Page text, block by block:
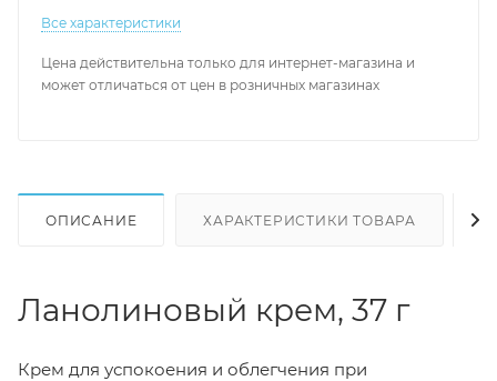
Все характеристики
Цена действительна только для интернет-магазина и
может отличаться от цен в розничных магазинах
ОПИСАНИЕ ХАРАКТЕРИСТИКИ ТОВАРА
Ланолиновый крем, 37 г
Крем для успокоения и облегчения при